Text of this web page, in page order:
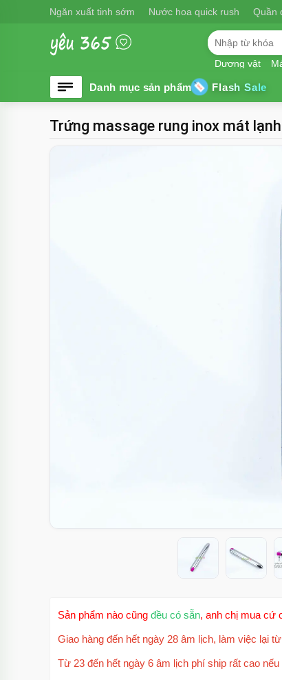
Ngăn xuất tinh sớm Nước hoa quick rush Quần
Dương vật
Flash Sale
Trứng massage rung inox mát
Sản phẩm nào cũng đều có sẵn, anh chị mua cứ
Giao hàng đến hết ngày 28 âm lịch, làm việc lại
Từ 23 đến hết ngày 6 âm lịch phí ship rất cao